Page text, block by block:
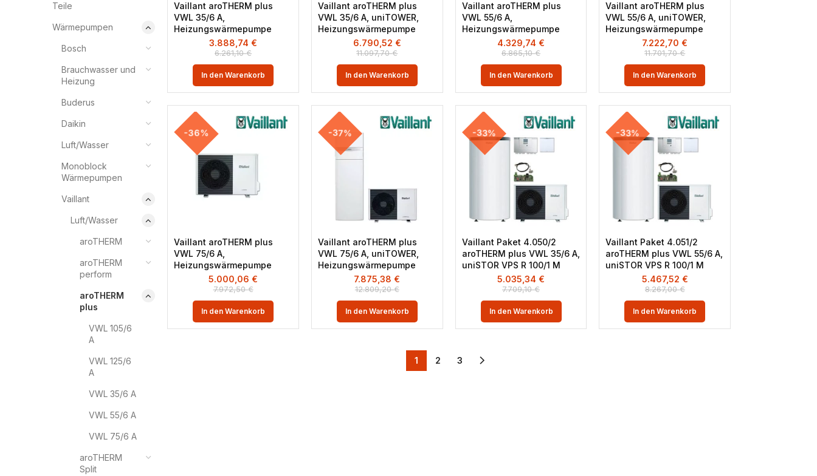
Teile
Wärmepumpen
Bosch
Brauchwasser und
Heizung
Buderus
Daikin
Luft/Wasser
Monoblock
Wärmepumpen
Vaillant
Luft/Wasser
aroTHERM
aroTHERM
perform
aroTHERM
plus
VWL 105/6
A
VWL 125/6
A
VWL 35/6 A
VWL 55/6 A
VWL 75/6 A
aroTHERM
Split
Vaillant aroTHERM plus
VWL 35/6 A,
Heizungswärmepumpe
6.261,10€
3.888,74 €
In den Warenkorb
Vaillant aroTHERM plus
VWL 35/6 A, uniTOWER,
Heizungswärmepumpe
11.097,70€
6.790,52 €
In den Warenkorb
Vaillant aroTHERM plus
VWL 55/6 A,
Heizungswärmepumpe
6.865,10€
4.329,74 €
In den Warenkorb
Vaillant aroTHERM plus
VWL 55/6 A, uniTOWER,
Heizungswärmepumpe
11.701,70€
7.222,70 €
In den Warenkorb
-36%
Vaillant aroTHERM plus
VWL 75/6 A,
Heizungswärmepumpe
7.972,50€
5.000,06 €
In den Warenkorb
-37%
Vaillant aroTHERM plus
VWL 75/6 A, uniTOWER,
Heizungswärmepumpe
12.809,20€
7.875,38 €
In den Warenkorb
-33%
Vaillant Paket 4.050/2
aroTHERM plus VWL 35/6 A,
uniSTOR VPS R 100/1 M
7.709,10€
5.035,34 €
In den Warenkorb
-33%
Vaillant Paket 4.051/2
aroTHERM plus VWL 55/6 A,
uniSTOR VPS R 100/1 M
8.267,00€
5.467,52 €
In den Warenkorb
1 2 3